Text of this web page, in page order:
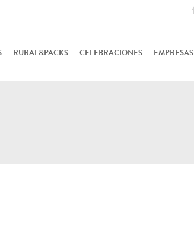
RURAL&PACKS CELEBRACIONES EMPRESAS